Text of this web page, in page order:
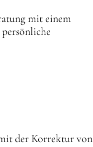
mit einem
der Korrektur von